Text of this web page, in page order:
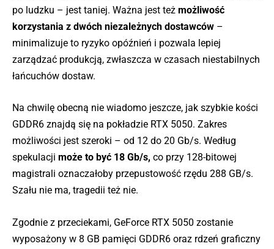
po ludzku – jest taniej. Ważna jest też możliwość
korzystania z dwóch niezależnych dostawców –
minimalizuje to ryzyko opóźnień i pozwala lepiej
zarządzać produkcją, zwłaszcza w czasach niestabilnych
łańcuchów dostaw.
Na chwilę obecną nie wiadomo jeszcze, jak szybkie kości
GDDR6 znajdą się na pokładzie RTX 5050. Zakres
możliwości jest szeroki – od 12 do 20 Gb/s. Według
spekulacji może to być 18 Gb/s, co przy 128-bitowej
magistrali oznaczałoby przepustowość rzędu 288 GB/s.
Szału nie ma, tragedii też nie.
Zgodnie z przeciekami, GeForce RTX 5050 zostanie
wyposażony w 8 GB pamięci GDDR6 oraz rdzeń graficzny